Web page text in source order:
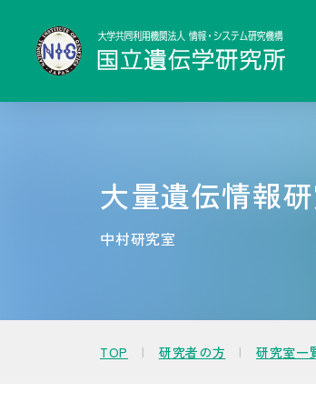
大量遺伝情報
中村研究室
TOP 研究者の方 研究室一